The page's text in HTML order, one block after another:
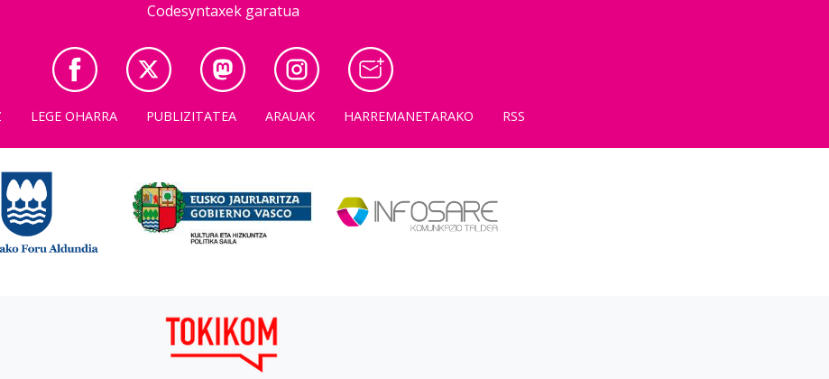
Codesyntaxek garatua
LEGE OHARRA PUBLIZITATEA ARAUAK HARREMANETARAKO RSS